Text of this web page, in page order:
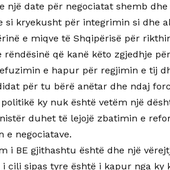
një date për negociatat shemb
si kryekusht për integrimin si dhe
e miqve të Shqipërisë për
rëndësinë që kanë këto zgjedhje
e hapur për regjimin e tij
për tu bërë anëtar dhe ndaj
ky nuk është vetëm një
duhet të lejojë zbatimin e
e negociatave.
i BE gjithashtu është dhe një
i cili sipas tyre është i kapur nga